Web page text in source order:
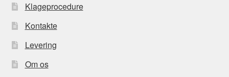
Klageprocedure
Kontakte
Levering
Om os